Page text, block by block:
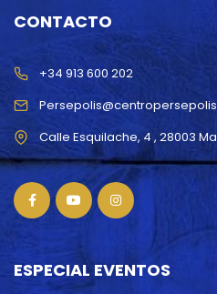
CONTACTO
+34 913 600 202
ESPECIAL EVENTOS